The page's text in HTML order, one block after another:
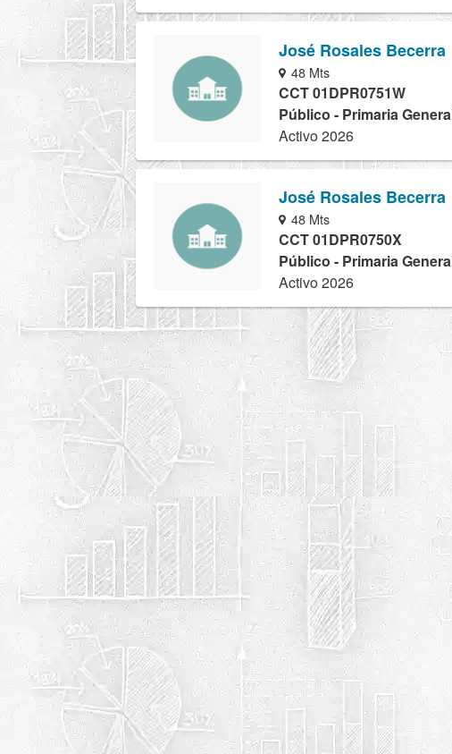
José Rosales Becerra
48 Mts
CCT 01DPR0751W
Público - Primaria
Activo 2026
José Rosales Becerra
48 Mts
CCT 01DPR0750X
Público - Primaria
Activo 2026